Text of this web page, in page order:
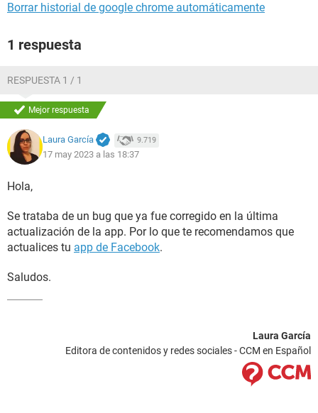
Borrar historial de google chrome automáticamente
1 respuesta
RESPUESTA 1 / 1
Mejor respuesta
Laura García 9.719
17 may 2023 a las 18:37
Hola,
Se trataba de un bug que ya fue corregido en la última
actualización de la app. Por lo que te recomendamos que
actualices tu app de Facebook.
Saludos.
Laura García
Editora de contenidos y redes sociales - CCM en Español